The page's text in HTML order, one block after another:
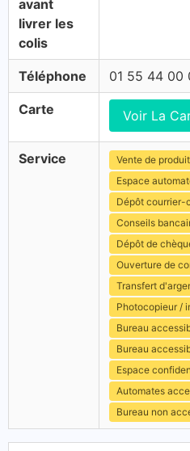
avant
livrer les
colis
Téléphone 01 55 44 00
Carte Voir La
Service
Vente de
Espace
Dépôt courrier-
Conseils
Dépôt de
Ouverture de
Transfert
Photocopieur /
Bureau
Bureau
Espace
Automates
Bureau non